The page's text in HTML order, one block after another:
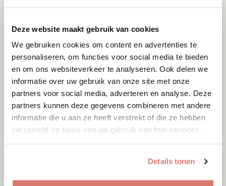
Deze website maakt gebruik van cookies
We gebruiken cookies om content en advertenties te
personaliseren, om functies voor social media te bieden
en om ons websiteverkeer te analyseren. Ook delen we
informatie over uw gebruik van onze site met onze
partners voor social media, adverteren en analyse. Deze
partners kunnen deze gegevens combineren met andere
informatie die u aan ze heeft verstrekt of die ze hebben
verzameld op basis van uw gebruik van hun services.
Details tonen
Cyprus